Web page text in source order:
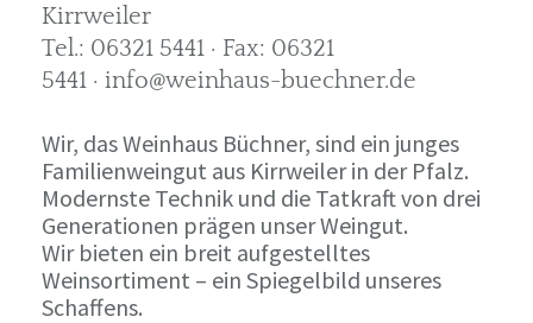
Kirrweiler
Tel.: 06321 5441 · Fax: 06321
5441 · info@weinhaus-buechner.de
Wir, das Weinhaus Büchner, sind ein junges
Familienweingut aus Kirrweiler in der Pfalz.
Modernste Technik und die Tatkraft von drei
Generationen prägen unser Weingut.
Wir bieten ein breit aufgestelltes
Weinsortiment – ein Spiegelbild unseres
Schaffens.